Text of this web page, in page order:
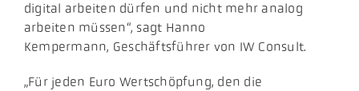
digital arbeiten dürfen und nicht mehr analog
arbeiten müssen“, sagt Hanno
Kempermann, Geschäftsführer von IW Consult.
„Für jeden Euro Wertschöpfung, den die